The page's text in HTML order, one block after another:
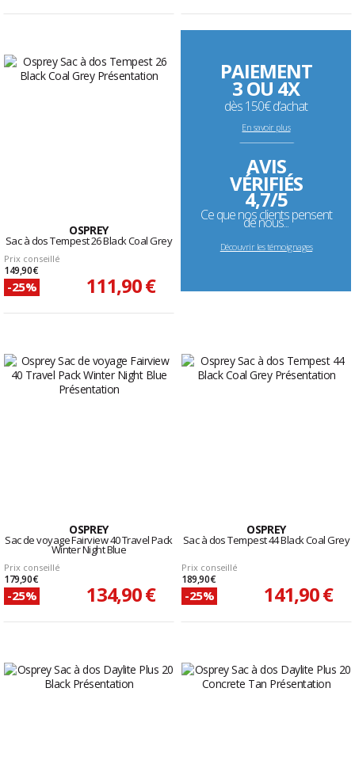
OSPREY
Sac à dos Tempest 26 Black Coal Grey
Prix conseillé
149,90 €
-25% 111,90 €
PAIEMENT
3 OU 4X
dès 150€ d’achat
En savoir plus
--------------------------------------------------------------------
AVIS
VÉRIFIÉS
4,7/5
Ce que nos clients pensent
de nous...
Découvrir les témoignages
OSPREY
Sac de voyage Fairview 40 Travel Pack
Winter Night Blue
Prix conseillé
179,90 €
-25% 134,90 €
OSPREY
Sac à dos Tempest 44 Black Coal Grey
Prix conseillé
189,90 €
-25% 141,90 €